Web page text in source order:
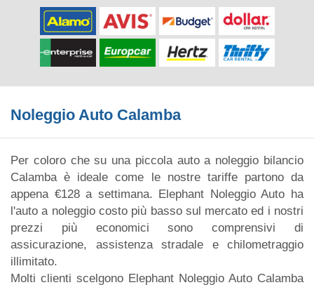
Noleggio Auto Calamba
Per coloro che su una piccola auto a noleggio bilancio
Calamba è ideale come le nostre tariffe partono da
appena €128 a settimana. Elephant Noleggio Auto ha
l'auto a noleggio costo più basso sul mercato ed i nostri
prezzi più economici sono comprensivi di
assicurazione, assistenza stradale e chilometraggio
illimitato.
Molti clienti scelgono Elephant Noleggio Auto Calamba